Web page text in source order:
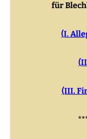
für
(I.
(III.